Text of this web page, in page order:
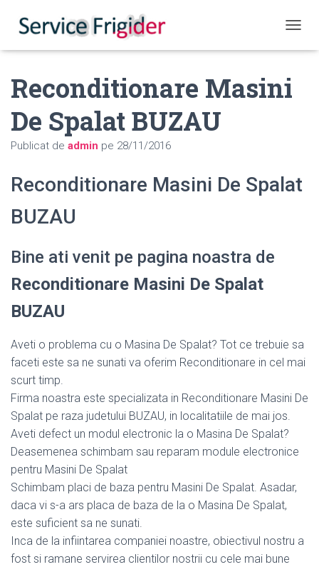
Reconditionare Masini
De Spalat BUZAU
Publicat de admin pe 28/11/2016
Reconditionare Masini De Spalat
BUZAU
Bine ati venit pe pagina noastra de
Reconditionare Masini De Spalat
BUZAU
Aveti o problema cu o Masina De Spalat? Tot ce trebuie sa
faceti este sa ne sunati va oferim Reconditionare in cel mai
scurt timp.
Firma noastra este specializata in Reconditionare Masini De
Spalat pe raza judetului BUZAU, in localitatiile de mai jos.
Aveti defect un modul electronic la o Masina De Spalat?
Deasemenea schimbam sau reparam module electronice
pentru Masini De Spalat
Schimbam placi de baza pentru Masini De Spalat. Asadar,
daca vi s-a ars placa de baza de la o Masina De Spalat,
este suficient sa ne sunati.
Inca de la infiintarea companiei noastre, obiectivul nostru a
fost si ramane servirea clientilor nostrii cu cele mai bune